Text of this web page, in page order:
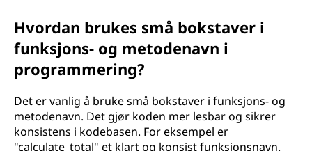
Hvordan brukes små bokstaver i
funksjons- og metodenavn i
programmering?
Det er vanlig å bruke små bokstaver i funksjons- og
metodenavn. Det gjør koden mer lesbar og sikrer
konsistens i kodebasen. For eksempel er
"calculate_total" et klart og konsist funksjonsnavn.